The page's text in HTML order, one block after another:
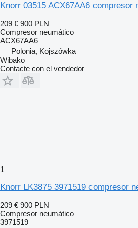
Knorr 03515 ACX67AA6 compresor
209 € 900 PLN
Compresor neumático
ACX67AA6
Polonia, Kojszówka
Wibako
Contacte con el vendedor
1
Knorr LK3875 3971519 compresor
209 € 900 PLN
Compresor neumático
3971519